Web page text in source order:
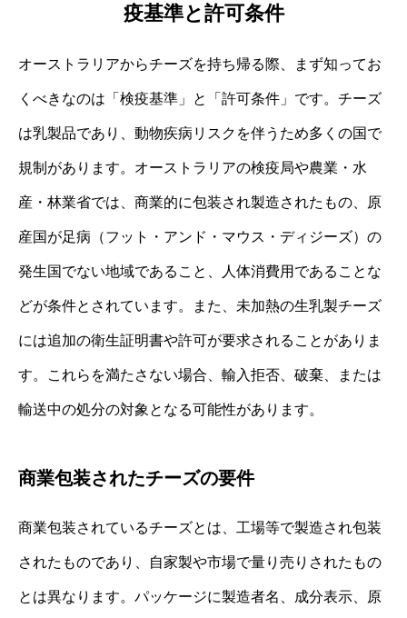
疫基準と許可条件
オーストラリアからチーズを持ち帰る際、まず知ってお
くべきなのは「検疫基準」と「許可条件」です。チーズ
は乳製品であり、動物疾病リスクを伴うため多くの国で
規制があります。オーストラリアの検疫局や農業・水
産・林業省では、商業的に包装され製造されたもの、原
産国が足病（フット・アンド・マウス・ディジーズ）の
発生国でない地域であること、人体消費用であることな
どが条件とされています。また、未加熱の生乳製チーズ
には追加の衛生証明書や許可が要求されることがありま
す。これらを満たさない場合、輸入拒否、破棄、または
輸送中の処分の対象となる可能性があります。
商業包装されたチーズの要件
商業包装されているチーズとは、工場等で製造され包装
されたものであり、自家製や市場で量り売りされたもの
とは異なります。パッケージに製造者名、成分表示、原